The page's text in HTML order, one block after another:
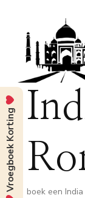
boek een
Vroegboek Korting